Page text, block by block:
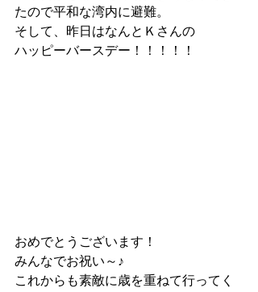
たので平和な湾内に避難。
そして、昨日はなんとＫさんの
ハッピーバースデー！！！！！
おめでとうございます！
みんなでお祝い～♪
これからも素敵に歳を重ねて行ってく